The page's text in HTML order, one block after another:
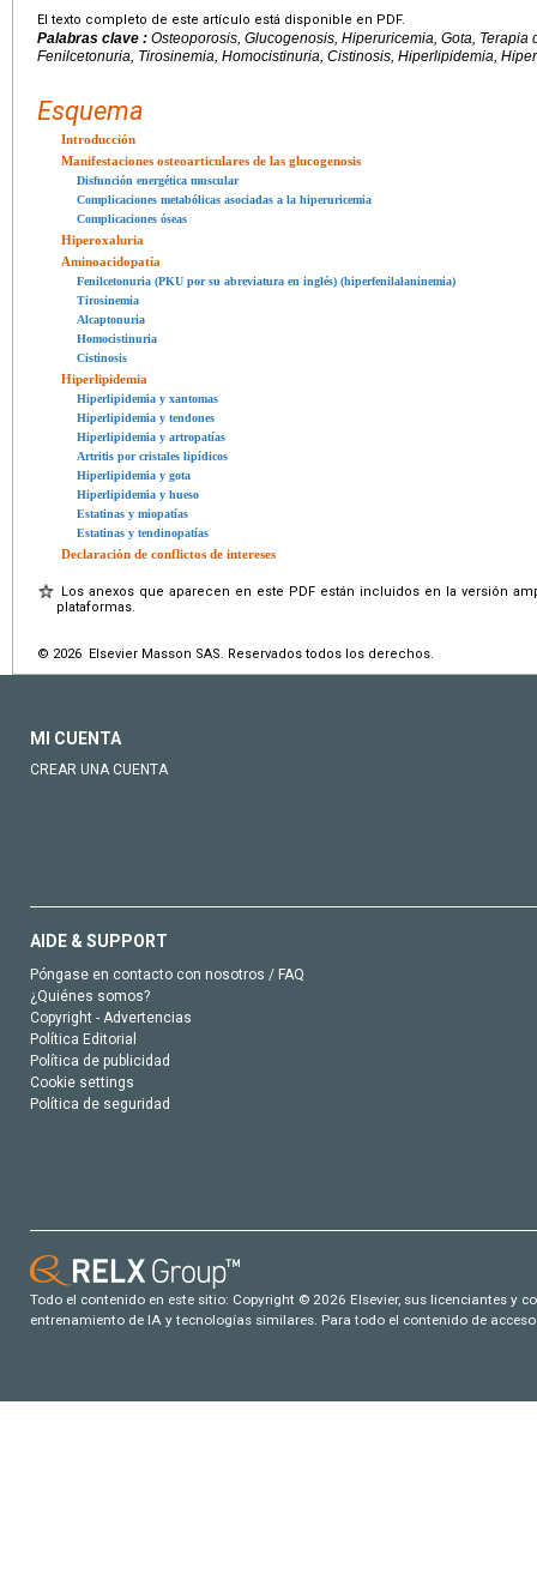
El texto completo de este artículo está disponible en PDF.
Palabras clave : Osteoporosis, Glucogenosis, Hiperuricemia, Gota,
Fenilcetonuria, Tirosinemia, Homocistinuria, Cistinosis, Hiperlipidemia,
Esquema
Introducción
Manifestaciones osteoarticulares de las glucogenosis
Disfunción energética muscular
Complicaciones metabólicas asociadas a la hiperuricemia
Complicaciones óseas
Hiperoxaluria
Aminoacidopatía
Fenilcetonuria (PKU por su abreviatura en inglés) (hiperfenilalaninemia)
Tirosinemia
Alcaptonuria
Homocistinuria
Cistinosis
Hiperlipidemia
Hiperlipidemia y xantomas
Hiperlipidemia y tendones
Hiperlipidemia y artropatías
Artritis por cristales lipídicos
Hiperlipidemia y gota
Hiperlipidemia y hueso
Estatinas y miopatías
Estatinas y tendinopatías
Declaración de conflictos de intereses
Los anexos que aparecen en este PDF están incluidos en la versión
plataformas.
© 2026 Elsevier Masson SAS. Reservados todos los derechos.
MI CUENTA
CREAR UNA CUENTA
AIDE & SUPPORT
Póngase en contacto con nosotros / FAQ
¿Quiénes somos?
Copyright - Advertencias
Política Editorial
Política de publicidad
Cookie settings
Política de seguridad
Todo el contenido en este sitio: Copyright © 2026 Elsevier, sus licenciantes y
entrenamiento de IA y tecnologías similares. Para todo el contenido de